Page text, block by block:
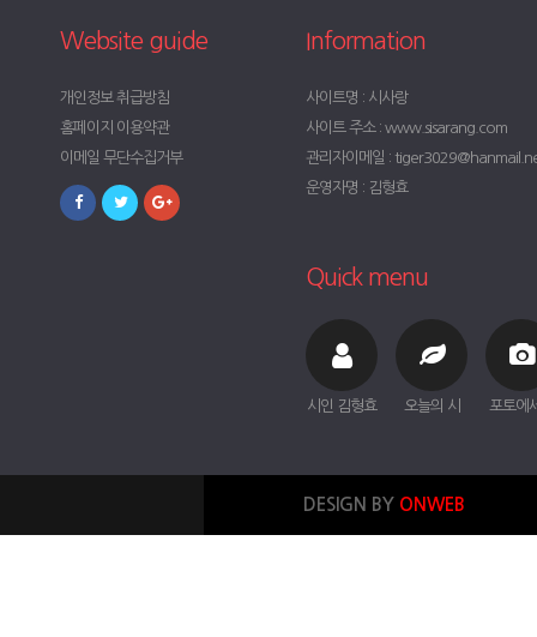
Website guide
개인정보 취급방침
홈페이지 이용약관
이메일 무단수집거부
Information
사이트명 : 시사랑
사이트 주소 : www.sisarang.com
관리자이메일 :
운영자명 : 김형효
Quick menu
시인 김형효 오늘의 시 포토에
DESIGN BY ONWEB